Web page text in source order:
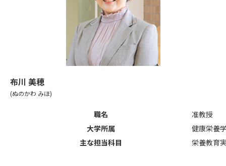
布川 美穂
(ぬのかわ みほ)
職名
准教授
大学所属
健康栄養
主な担当科目
栄養教育